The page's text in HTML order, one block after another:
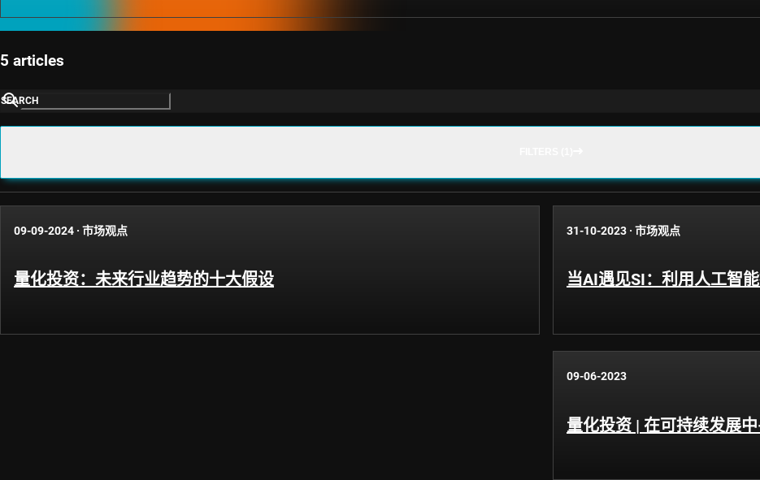
5 articles
SEARCH
09-09-2024 · 市场观点
量化投资：未来行业趋势的十大假设
31-10-2023 · 市场观点
当AI遇见SI：利用人工智
09-06-2023
量化投资 | 在可持续发展